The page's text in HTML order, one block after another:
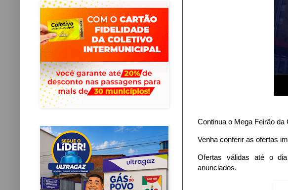
Continua o Mega Feirão
Venha conferir as ofertas
Ofertas válidas até o
anunciados.